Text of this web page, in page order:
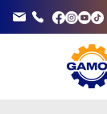
3320072